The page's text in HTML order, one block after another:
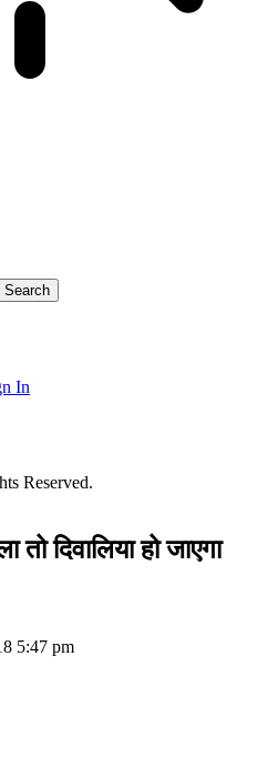
In
Reserved.
तो दिवालिया हो जाएगा
5:47 pm